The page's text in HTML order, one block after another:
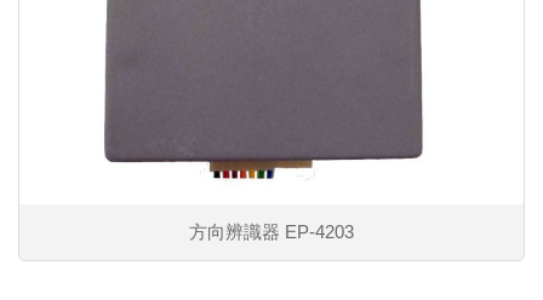
方向辨識器 EP-4203